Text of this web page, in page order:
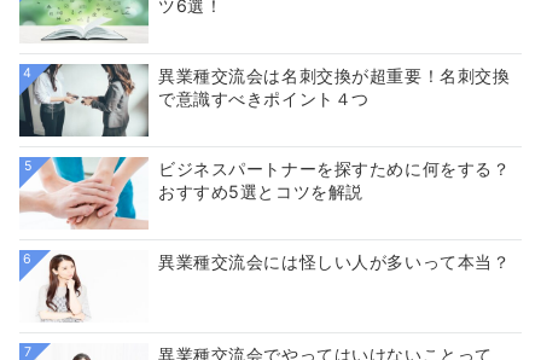
ツ6選！
4
異業種交流会は名刺交換が超重要！名刺交換
で意識すべきポイント４つ
5
ビジネスパートナーを探すために何をする？
おすすめ5選とコツを解説
6 異業種交流会には怪しい人が多いって本当？
7
異業種交流会でやってはいけないことって